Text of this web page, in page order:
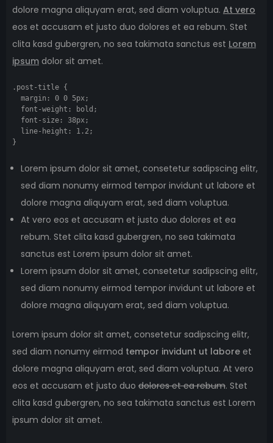
dolore magna aliquyam erat, sed diam voluptua. At vero
eos et accusam et justo duo dolores et ea rebum. Stet
clita kasd gubergren, no sea takimata sanctus est Lorem
ipsum dolor sit amet.
.post-title {
  margin: 0 0 5px;
  font-weight: bold;
  font-size: 38px;
  line-height: 1.2;
}
Lorem ipsum dolor sit amet, consetetur sadipscing elitr,
sed diam nonumy eirmod tempor invidunt ut labore et
dolore magna aliquyam erat, sed diam voluptua.
At vero eos et accusam et justo duo dolores et ea
rebum. Stet clita kasd gubergren, no sea takimata
sanctus est Lorem ipsum dolor sit amet.
Lorem ipsum dolor sit amet, consetetur sadipscing elitr,
sed diam nonumy eirmod tempor invidunt ut labore et
dolore magna aliquyam erat, sed diam voluptua.
Lorem ipsum dolor sit amet, consetetur sadipscing elitr,
sed diam nonumy eirmod tempor invidunt ut labore et
dolore magna aliquyam erat, sed diam voluptua. At vero
eos et accusam et justo duo dolores et ea rebum. Stet
clita kasd gubergren, no sea takimata sanctus est Lorem
ipsum dolor sit amet.